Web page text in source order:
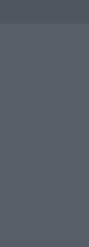
capannone, parte del tetto